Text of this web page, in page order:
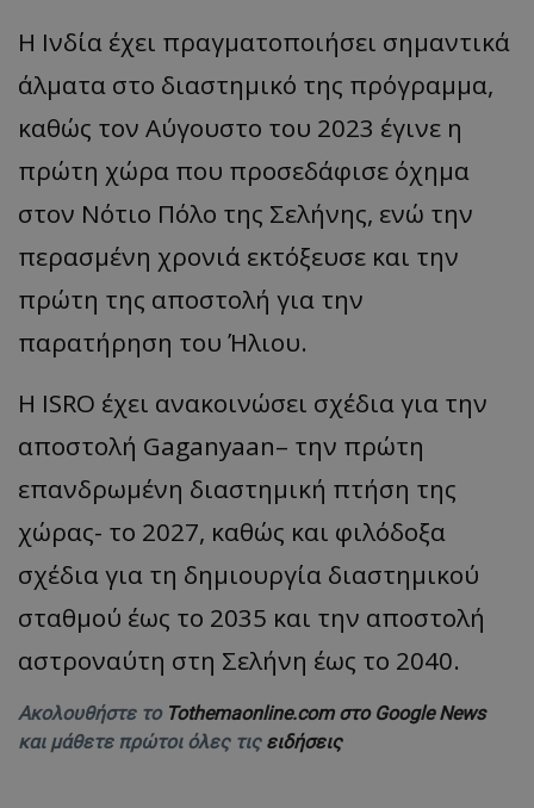
Η Ινδία έχει πραγματοποιήσει σημαντικά
άλματα στο διαστημικό της πρόγραμμα,
καθώς τον Αύγουστο του 2023 έγινε η
πρώτη χώρα που προσεδάφισε όχημα
στον Νότιο Πόλο της Σελήνης, ενώ την
περασμένη χρονιά εκτόξευσε και την
πρώτη της αποστολή για την
παρατήρηση του Ήλιου.
Η ISRO έχει ανακοινώσει σχέδια για την
αποστολή Gaganyaan– την πρώτη
επανδρωμένη διαστημική πτήση της
χώρας- το 2027, καθώς και φιλόδοξα
σχέδια για τη δημιουργία διαστημικού
σταθμού έως το 2035 και την αποστολή
αστροναύτη στη Σελήνη έως το 2040.
Ακολουθήστε το Tothemaonline.com στο Google News
και μάθετε πρώτοι όλες τις ειδήσεις